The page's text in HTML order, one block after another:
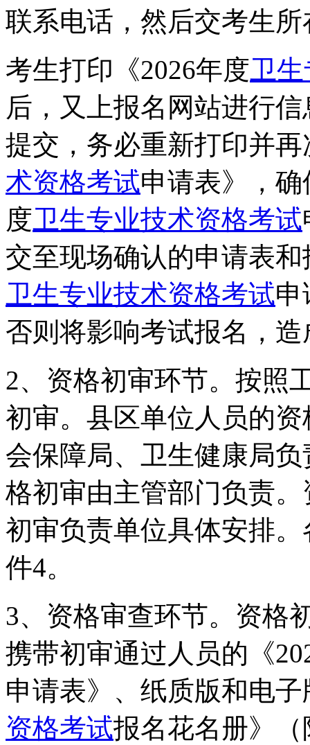
联系电话，然后交考生
考生打印《2026年度卫
后，又上报名网站进行
提交，务必重新打印并
术资格考试申请表》，
度卫生专业技术资格考试
交至现场确认的申请表
卫生专业技术资格考试申
否则将影响考试报名，
2、资格初审环节。按照
初审。县区单位人员的
会保障局、卫生健康局
格初审由主管部门负责
初审负责单位具体安排
件4。
3、资格审查环节。资格
携带初审通过人员的《
申请表》、纸质版和电
资格考试报名花名册》